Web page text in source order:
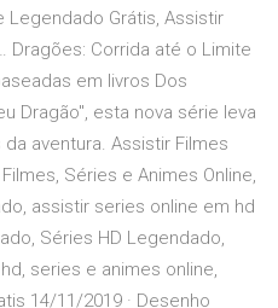
Grátis, Assistir
Dragões: Corrida até o Limite
em livros Dos
Dragão", esta nova série leva
aventura. Assistir Filmes
Séries e Animes Online,
assistir series online em hd
Séries HD Legendado,
series e animes online,
14/11/2019 · Desenho